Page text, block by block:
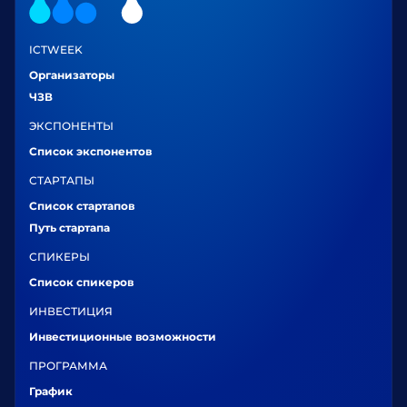
ICTWEEK
Организаторы
ЧЗВ
ЭКСПОНЕНТЫ
Список экспонентов
СТАРТАПЫ
Список стартапов
Путь стартапа
СПИКЕРЫ
Список спикеров
ИНВЕСТИЦИЯ
Инвестиционные возможности
ПРОГРАММА
График